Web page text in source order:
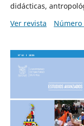
didácticas,
Ver revista
Número